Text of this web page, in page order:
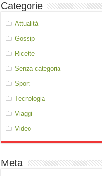
Categorie
Attualità
Gossip
Ricette
Senza categoria
Sport
Tecnologia
Viaggi
Video
Meta